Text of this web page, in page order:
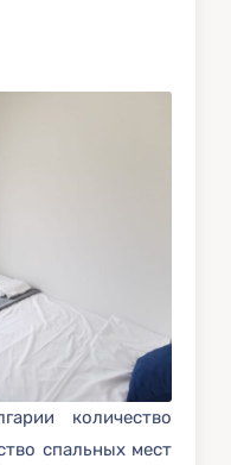
количество
спальных мест